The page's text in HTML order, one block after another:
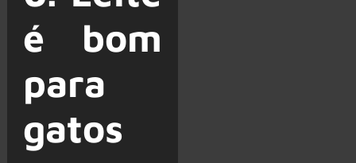
é bom
para
gatos